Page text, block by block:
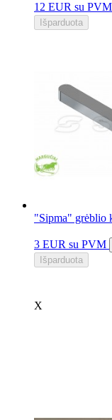
12 EUR su PVM
Išparduota
"Sipma" grėblio
3 EUR su PVM
Išparduota
X